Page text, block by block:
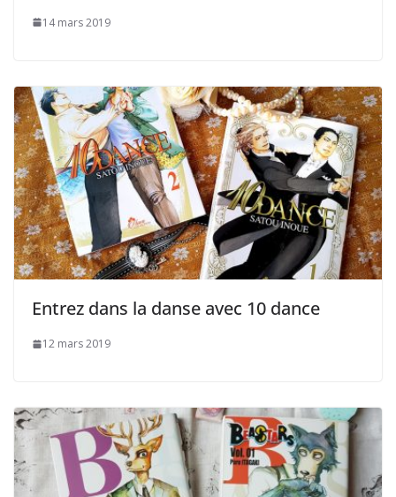
14 mars 2019
Entrez dans la danse avec 10 dance
12 mars 2019